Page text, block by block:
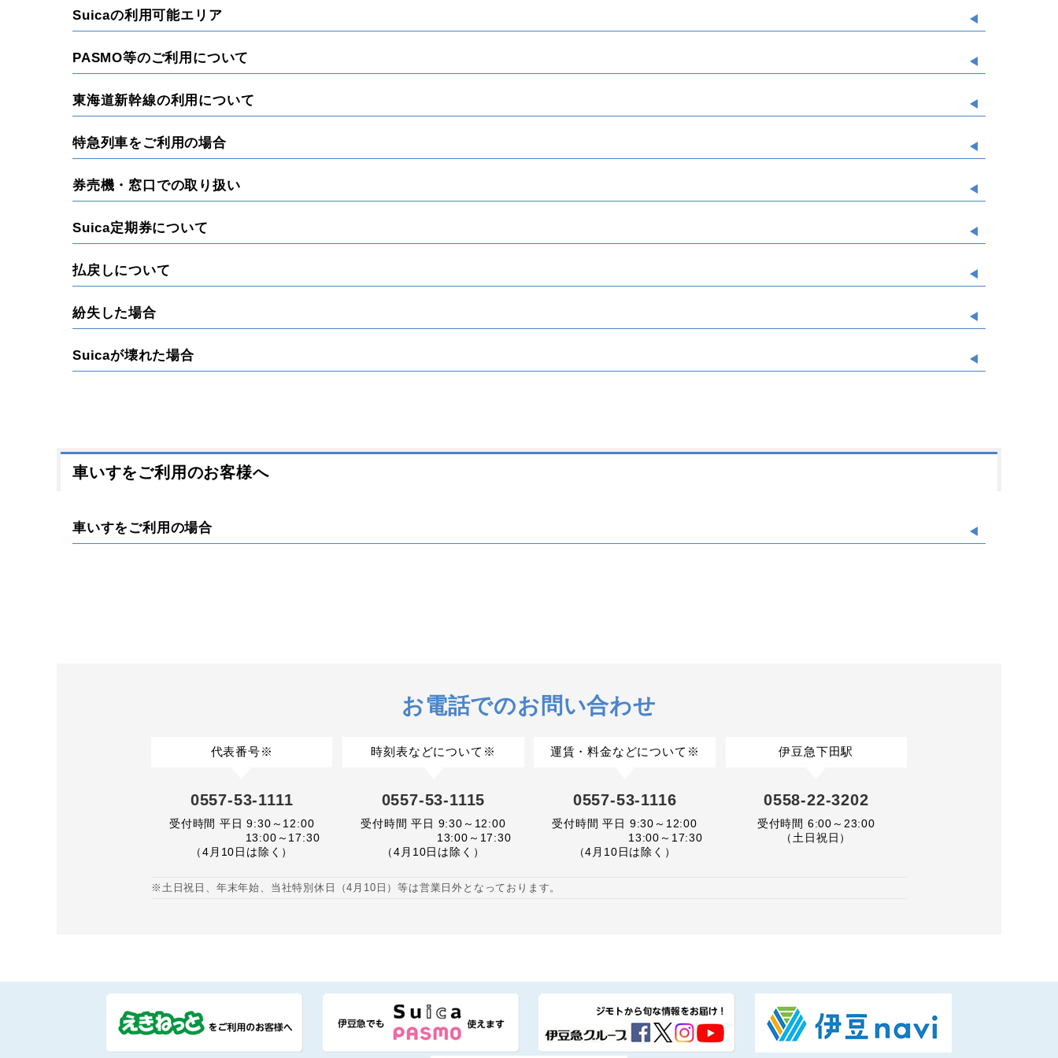
Suicaの利用可能エリア
PASMO等のご利用について
東海道新幹線の利用について
特急列車をご利用の場合
券売機・窓口での取り扱い
Suica定期券について
払戻しについて
紛失した場合
Suicaが壊れた場合
車いすをご利用のお客様へ
車いすをご利用の場合
お電話でのお問い合わせ
代表番号※
0557-53-1111
受付時間 平日 9:30～12:00
13:00～17:30
（4月10日は除く）
時刻表などについて※
0557-53-1115
受付時間 平日 9:30～12:00
13:00～17:30
（4月10日は除く）
運賃・料金などについて※
0557-53-1116
受付時間 平日 9:30～12:00
13:00～17:30
（4月10日は除く）
伊豆急下田駅
0558-22-3202
受付時間 6:00～23:00
（土日祝日）
※土日祝日、年末年始、当社特別休日（4月10日）等は営業日外となっております。